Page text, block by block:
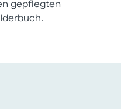
gepflegten